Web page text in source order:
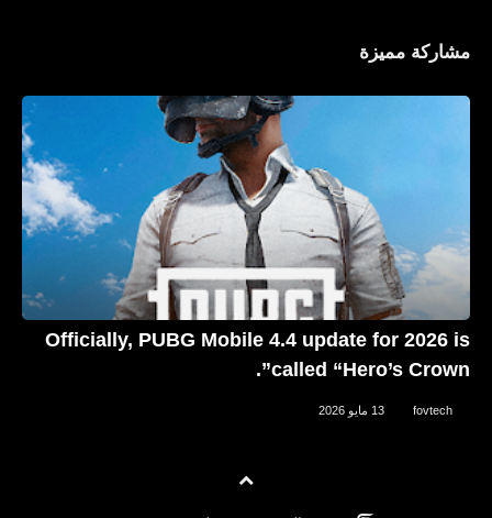
أقوال وحكم
أقوال وحكم ممكن تغير حياتك
مشاركة مميزة
Officially, PUBG Mobile 4.4 update for 2026 is
called “Hero’s Crown”.
fovtech 13 مايو 2026